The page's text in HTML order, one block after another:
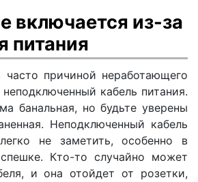
включается из-за
питания
часто причиной неработающего
кабель питания.
банальная, но будьте уверены
Неподключенный кабель
не заметить, особенно в
Кто-то случайно может
и она отойдет от розетки,